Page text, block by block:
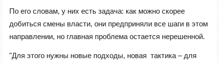
По его словам, у них есть задача: как можно скорее
добиться смены власти, они предприняли все шаги в этом
направлении, но главная проблема остается нерешенной.
"Для этого нужны новые подходы, новая тактика – для